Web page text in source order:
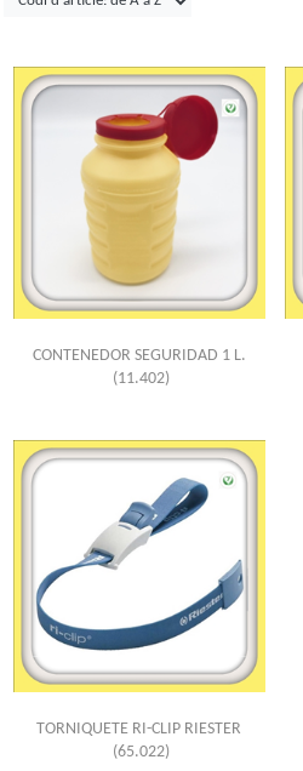
CONTENEDOR SEGURIDAD 1 L.
(11.402)
TORNIQUETE RI-CLIP RIESTER
(65.022)